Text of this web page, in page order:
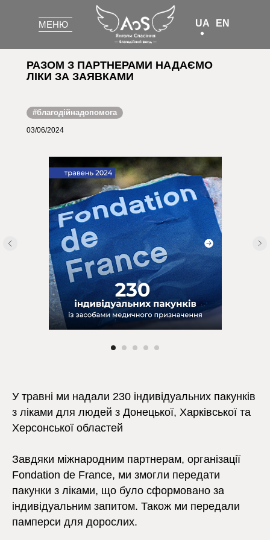
UA EN
МЕНЮ
РАЗОМ З ПАРТНЕРАМИ НАДАЄМО
ЛІКИ ЗА ЗАЯВКАМИ
03/06/2024
#благодійнадопомога
МЕНЮ
У травні ми надали 230 індивідуальних пакунків
з ліками для людей з Донецької, Харківської та
Херсонської областей
Завдяки міжнародним партнерам, організації
Fondation de Francе, ми змогли передати
пакунки з ліками, що було сформовано за
індивідуальним запитом. Також ми передали
памперси для дорослих.